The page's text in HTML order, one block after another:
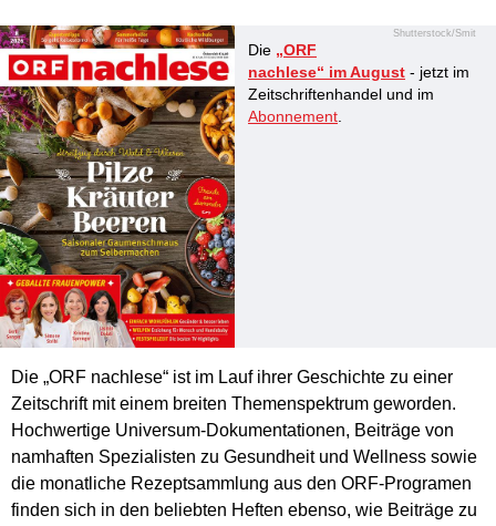
Shutterstock/Smit
Die „ORF
nachlese“ im August - jetzt im
Zeitschriftenhandel und im
Abonnement
Die „ORF nachlese“ ist im Lauf ihrer Geschichte zu einer
Zeitschrift mit einem breiten Themenspektrum geworden.
Hochwertige Universum-Dokumentationen, Beiträge von
namhaften Spezialisten zu Gesundheit und Wellness sowie
die monatliche Rezeptsammlung aus den ORF-Programen
finden sich in den beliebten Heften ebenso, wie Beiträge zu